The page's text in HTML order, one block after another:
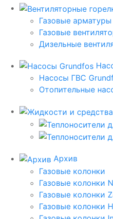
Газовые арматуры
Газовые
Дизельные
Насосы ГВС
Отопительные
Архив
Газовые колонки
Газовые колонки
Газовые колонки
Газовые колонки